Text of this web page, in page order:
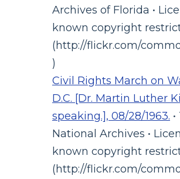
Archives of Florida •
known copyright
(http://flickr.com/
)
Civil Rights March on
D.C. [Dr. Martin Luther
speaking.], 08/28/1963.
National Archives •
known copyright
(http://flickr.com/